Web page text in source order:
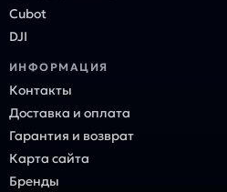
Cubot
DJI
ИНФОРМАЦИЯ
Контакты
Доставка и оплата
Гарантия и возврат
Карта сайта
Бренды